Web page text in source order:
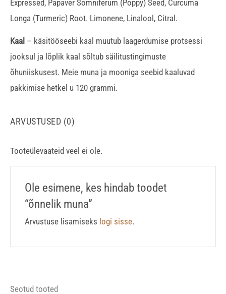
Expressed, Papaver Somniferum (Poppy) Seed, Curcuma
Longa (Turmeric) Root. Limonene, Linalool, Citral.
Kaal – käsitööseebi kaal muutub laagerdumise protsessi
jooksul ja lõplik kaal sõltub säilitustingimuste
õhuniiskusest. Meie muna ja mooniga seebid kaaluvad
pakkimise hetkel u 120 grammi.
ARVUSTUSED (0)
Tooteülevaateid veel ei ole.
Ole esimene, kes hindab toodet
“õnnelik muna”
Arvustuse lisamiseks logi sisse.
Seotud tooted